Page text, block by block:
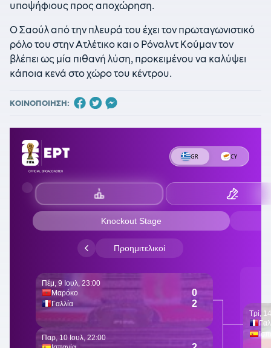
υποψήφιους προς αποχώρηση.
Ο Σαούλ από την πλευρά του έχει τον πρωταγωνιστικό
ρόλο του στην Ατλέτικο και ο Ρόναλντ Κούμαν τον
βλέπει ως μία πιθανή λύση, προκειμένου να καλύψει
κάποια κενά στο χώρο του κέντρου.
ΚΟΙΝΟΠΟΙΗΣΗ: